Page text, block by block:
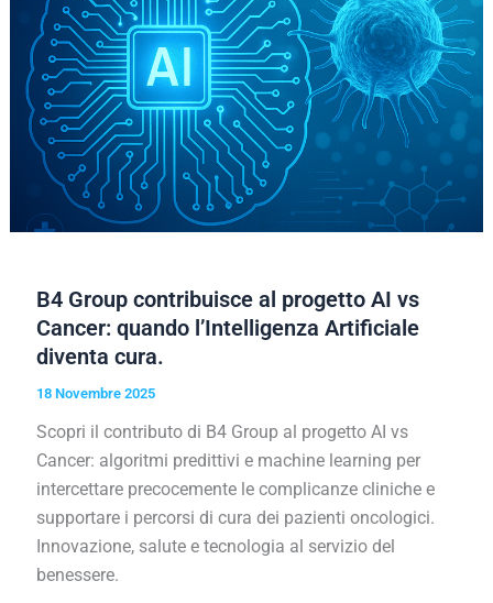
B4 Group contribuisce al progetto AI vs
Cancer: quando l’Intelligenza Artificiale
diventa cura.
18 Novembre 2025
Scopri il contributo di B4 Group al progetto AI vs
Cancer: algoritmi predittivi e machine learning per
intercettare precocemente le complicanze cliniche e
supportare i percorsi di cura dei pazienti oncologici.
Innovazione, salute e tecnologia al servizio del
benessere.